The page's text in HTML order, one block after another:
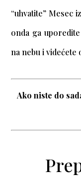
“uhvatite” Mesec
onda ga
na nebu i videćete
Ako niste do